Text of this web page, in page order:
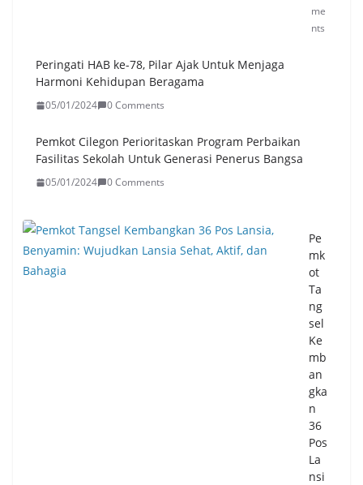
tri
bu
da
mp
ak
Ke
ker
ing
an
06/
08/
20
26
0
Co
m
me
me
nts
Peringati HAB ke-78, Pilar Ajak Untuk Menjaga
Harmoni Kehidupan Beragama
05/01/2024 0 Comments
Pemkot Cilegon Perioritaskan Program Perbaikan
Fasilitas Sekolah Untuk Generasi Penerus Bangsa
05/01/2024 0 Comments
Pe
mk
ot
Ta
ng
sel
Ke
mb
an
gka
n
36
Pos
La
nsi